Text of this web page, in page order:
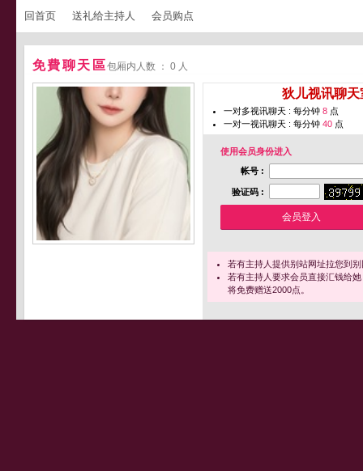
回首页 送礼给主持人 会员购点
免費聊天區包厢内人数 ： 0 人
狄儿视讯聊天
一对多视讯聊天 : 每分钟 8 点
一对一视讯聊天 : 每分钟 40 点
使用会员身份进入
帐号 :
验证码 :
若有主持人提供别站网址拉您到
若有主持人要求会员直接汇钱给
将免费赠送2000点。